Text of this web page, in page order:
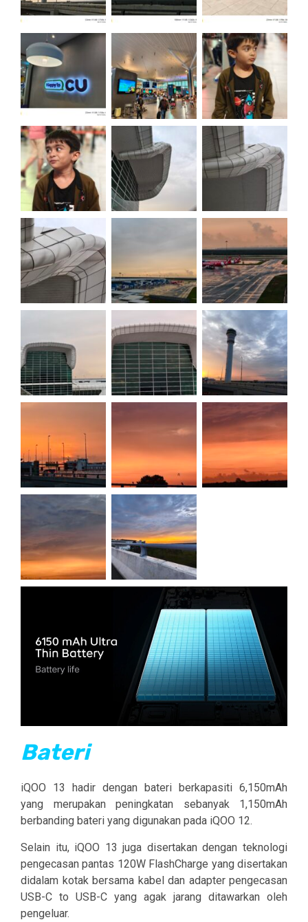
Bateri
iQOO 13 hadir dengan bateri berkapasiti 6,150mAh
yang merupakan peningkatan sebanyak 1,150mAh
berbanding bateri yang digunakan pada iQOO 12.
Selain itu, iQOO 13 juga disertakan dengan teknologi
pengecasan pantas 120W FlashCharge yang disertakan
didalam kotak bersama kabel dan adapter pengecasan
USB-C to USB-C yang agak jarang ditawarkan oleh
pengeluar.